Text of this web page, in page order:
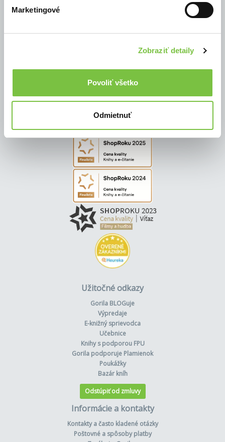
Marketingové
Zobraziť detaily
Povoliť všetko
Odmietnuť
© Všetky práva vyhradené
Užitočné odkazy
Gorila BLOGuje
Výpredaje
E-knižný sprievodca
Učebnice
Knihy s podporou FPU
Gorila podporuje Plamienok
Poukážky
Bazár kníh
Odstúpiť od zmluvy
Informácie a kontakty
Kontakty a často kladené otázky
Poštovné a spôsoby platby